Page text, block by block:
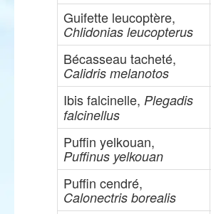
Guifette leucoptère,
Chlidonias leucopterus
Bécasseau tacheté,
Calidris melanotos
Ibis falcinelle, Plegadis
falcinellus
Puffin yelkouan,
Puffinus yelkouan
Puffin cendré,
Calonectris borealis